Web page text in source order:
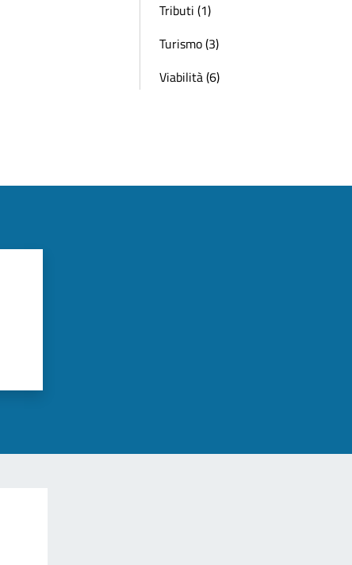
Tributi (1)
Turismo (3)
Viabilità (6)